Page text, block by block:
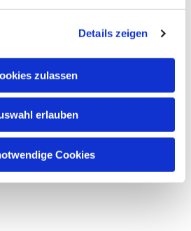
Details zeigen
zulassen
erlauben
Cookies